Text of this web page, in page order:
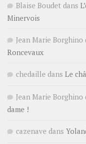
Blaise Boudet dans
Minervois
Jean Marie Borghino
Roncevaux
chedaille dans Le
Jean Marie Borghino
dame !
cazenave dans